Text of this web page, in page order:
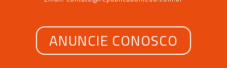
ANUNCIE CONOSCO